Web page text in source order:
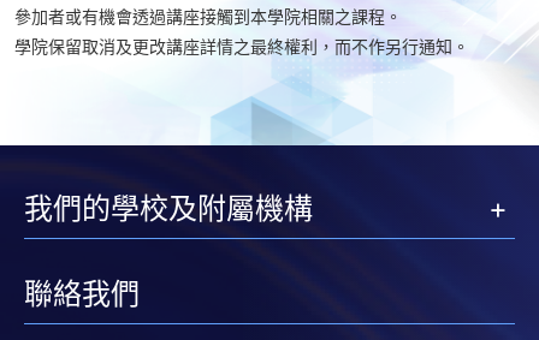
參加者或有機會透過講座接觸到本學院相關之課程。
學院保留取消及更改講座詳情之最終權利，而不作另行通知。
我們的學校及附屬機構
聯絡我們